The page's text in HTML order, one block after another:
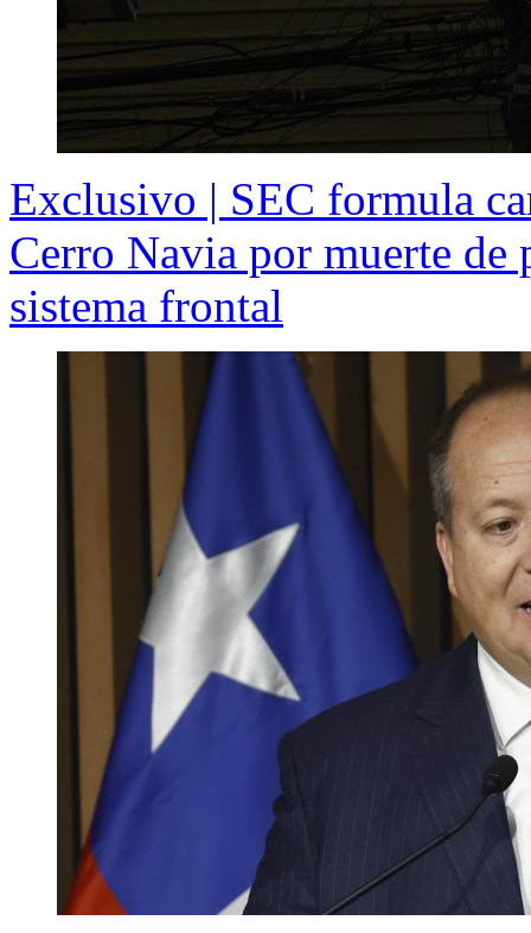
Exclusivo | SEC formula
Cerro Navia por muerte de
sistema frontal